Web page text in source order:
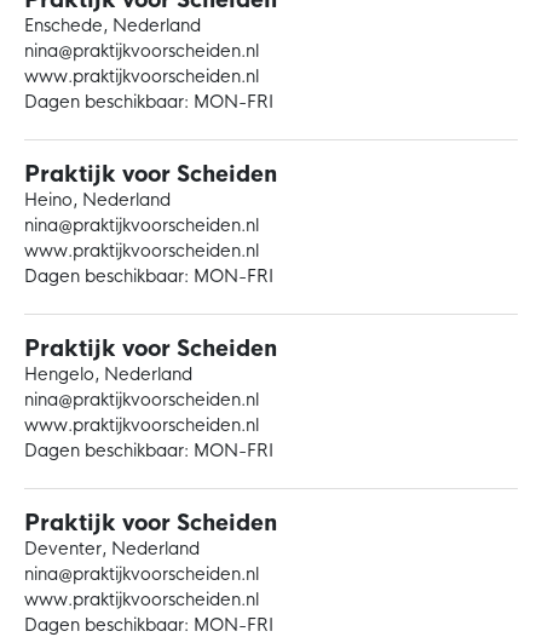
Enschede, Nederland
nina@praktijkvoorscheiden.nl
www.praktijkvoorscheiden.nl
Dagen beschikbaar: MON-FRI
Praktijk voor Scheiden
Heino, Nederland
nina@praktijkvoorscheiden.nl
www.praktijkvoorscheiden.nl
Dagen beschikbaar: MON-FRI
Praktijk voor Scheiden
Hengelo, Nederland
nina@praktijkvoorscheiden.nl
www.praktijkvoorscheiden.nl
Dagen beschikbaar: MON-FRI
Praktijk voor Scheiden
Deventer, Nederland
nina@praktijkvoorscheiden.nl
www.praktijkvoorscheiden.nl
Dagen beschikbaar: MON-FRI